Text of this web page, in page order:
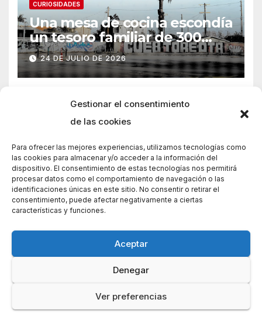
Gestionar el consentimiento
de las cookies
Para ofrecer las mejores experiencias, utilizamos tecnologías como
las cookies para almacenar y/o acceder a la información del
dispositivo. El consentimiento de estas tecnologías nos permitirá
procesar datos como el comportamiento de navegación o las
identificaciones únicas en este sitio. No consentir o retirar el
consentimiento, puede afectar negativamente a ciertas
características y funciones.
Aceptar
Denegar
Ver preferencias
CURIOSIDADES
Una mesa de cocina escondía
un tesoro familiar de 300
años
24 DE JULIO DE 2026
Funciona gracias a WordPress|